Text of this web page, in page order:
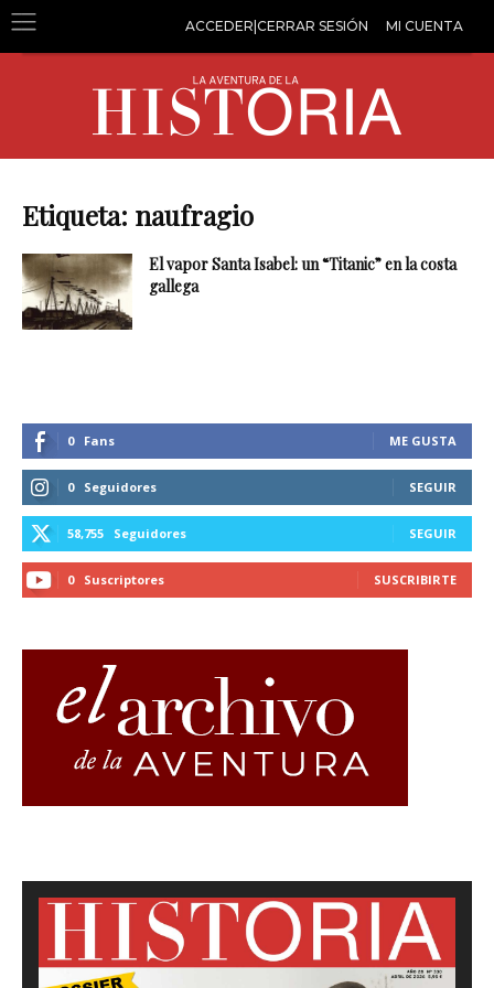
ACCEDER|CERRAR SESIÓN MI CUENTA
Etiqueta: naufragio
El vapor Santa Isabel: un “Titanic” en la costa
gallega
0 Fans ME GUSTA
0 Seguidores SEGUIR
58,755 Seguidores SEGUIR
0 Suscriptores SUSCRIBIRTE